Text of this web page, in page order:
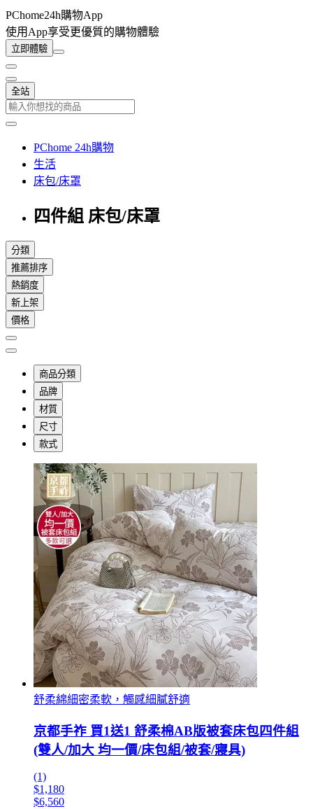
PChome24h購物App
使用App享受更優質的購物體驗
立即體驗
全站
PChome 24h購物
生活
床包/床罩
四件組 床包/床罩
分類
推薦排序
熱銷度
新上架
價格
商品分類
品牌
材質
尺寸
款式
舒柔綿細密柔軟，觸感細膩舒適
京都手祚 買1送1 舒柔棉AB版被套床包四件組
(雙人/加大 均一價/床包組/被套/寢具)
(1)
$1,180
$6,560